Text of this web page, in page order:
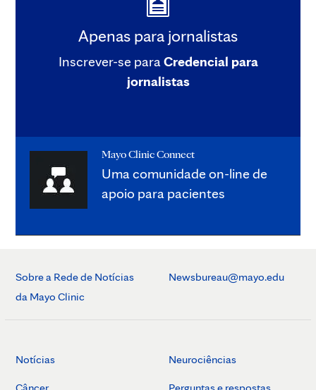
Apenas para jornalistas
Inscrever-se paraCredencial para
jornalistas
Mayo Clinic Connect
Uma comunidade on-line de
apoio para pacientes
Sobre a Rede de Notícias
da Mayo Clinic
Newsbureau@mayo.edu
Notícias Neurociências